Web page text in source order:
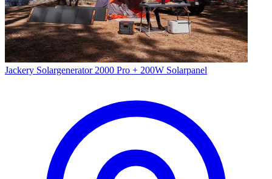
Jackery Solargenerator 2000 Pro + 200W Solarpanel